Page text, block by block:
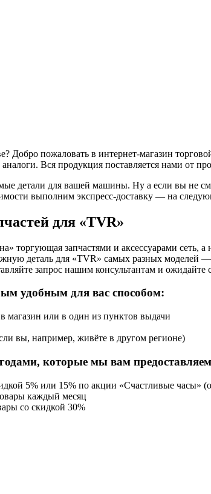
Добро пожаловать в интернет-магазин
Вся продукция поставляется нами от
детали для вашей машины. Ну а если вы не
выполним экспресс-доставку — на
для «TVR»
торгующая запчастями и аксессуарами сеть,
деталь для «TVR» самых разных
запрос нашим консультантам и ожидайте
удобным для вас способом:
магазин или в один из пунктов выдачи
вы, например, живёте в другом регионе)
которые мы вам
5% или 15% по акции «Счастливые часы»
каждый месяц
со скидкой 30%